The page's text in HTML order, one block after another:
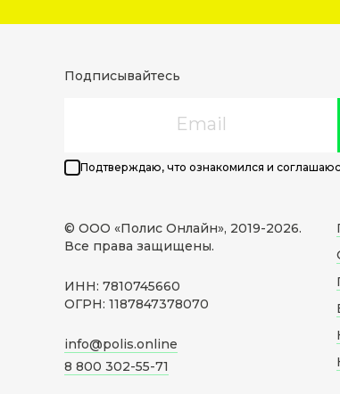
Подписывайтесь
Подтверждаю, что ознакомился и
© ООО «Полис Онлайн», 2019-2026.
Все права защищены.
ИНН: 7810745660
ОГРН: 1187847378070
info@polis.online
8 800 302-55-71